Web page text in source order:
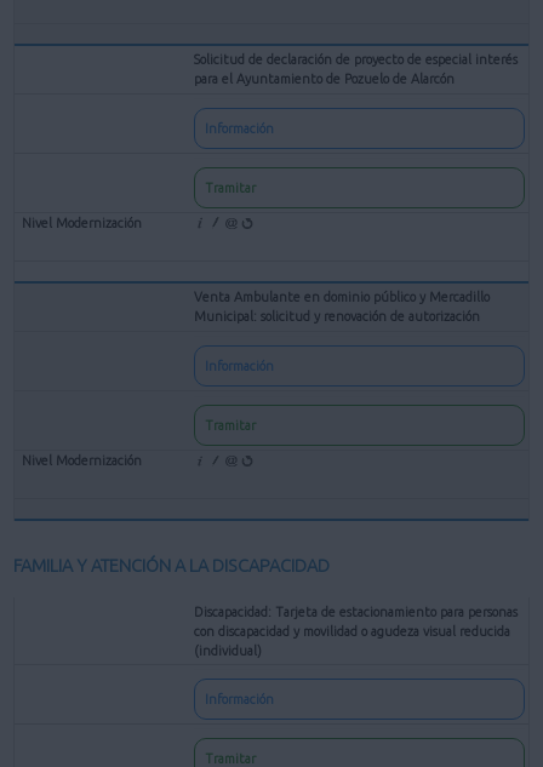
Solicitud de declaración de proyecto de especial interés
para el Ayuntamiento de Pozuelo de Alarcón
Información
Tramitar
Venta Ambulante en dominio público y Mercadillo
Municipal: solicitud y renovación de autorización
Información
Tramitar
FAMILIA Y ATENCIÓN A LA DISCAPACIDAD
Discapacidad: Tarjeta de estacionamiento para personas
con discapacidad y movilidad o agudeza visual reducida
(individual)
Información
Tramitar